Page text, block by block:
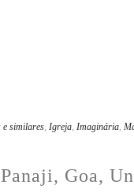
e similares, Igreja, Imaginária,
Goa,